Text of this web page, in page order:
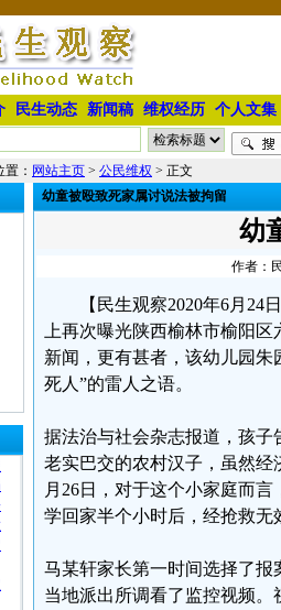
民生动态 新闻稿 维权经历 个人文集
： 网站主页 > 公民维权 > 正文
幼童被殴致死家属讨说法被拘留
幼
作者：
【民生观察2020年6月
上再次曝光陕西榆林市榆阳
新闻，更有甚者，该幼儿园
死人”的雷人之语。
据法治与社会杂志报道，孩
老实巴交的农村汉子，虽然经
月26日，对于这个小家庭而
学回家半个小时后，经抢救无
马某轩家长第一时间选择了
当地派出所调看了监控视频。